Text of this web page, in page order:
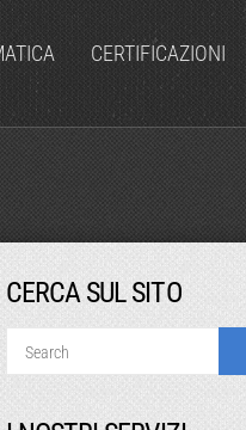
CERTIFICAZIONI
CERCA SUL SITO